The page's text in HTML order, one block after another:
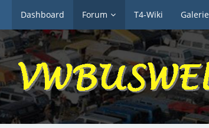
Dashboard Forum T4-Wiki Galerie